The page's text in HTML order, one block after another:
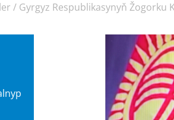
/ Gyrgyz Respublikasynyň Žogorku